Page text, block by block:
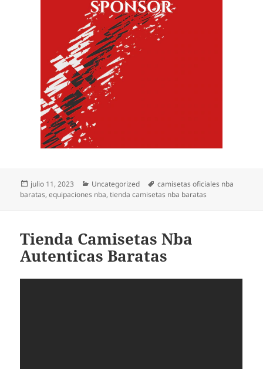
Publicado
el
julio 11, 2023 Categorías
Uncategorized Etiquetas
camisetas oficiales nba
baratas,equipaciones nba,tienda camisetas nba baratas
Tienda Camisetas Nba
Autenticas Baratas